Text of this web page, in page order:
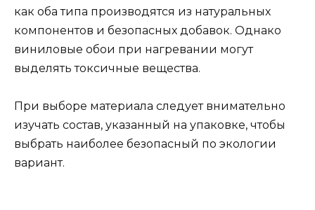
как оба типа производятся из натуральных
компонентов и безопасных добавок. Однако
виниловые обои при нагревании могут
выделять токсичные вещества.
При выборе материала следует внимательно
изучать состав, указанный на упаковке, чтобы
выбрать наиболее безопасный по экологии
вариант.